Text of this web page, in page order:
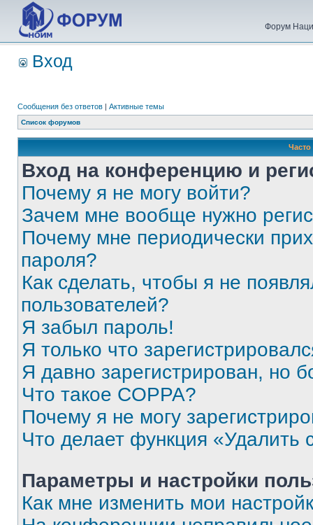
Форум
Вход
Сообщения без ответов | Активные темы
Список форумов
Вход на конференцию и
Почему я не могу войти?
Зачем мне вообще нужно
Почему мне периодически
пароля?
Как сделать, чтобы я не
пользователей?
Я забыл пароль!
Я только что
Я давно зарегистрирован, но
Что такое COPPA?
Почему я не могу
Что делает функция «Удалить
Параметры и настройки
Как мне изменить мои